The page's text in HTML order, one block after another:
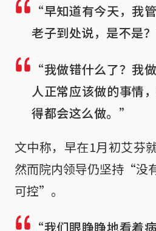
“早知道有今天，我
老子到处说，是不是
“我做错什么了？我
人正常应该做的事情
得都会这么做。”
文中称，早在1月初艾芬
然而院内领导仍坚持“没
可控”。
“我们眼睁睁地看着